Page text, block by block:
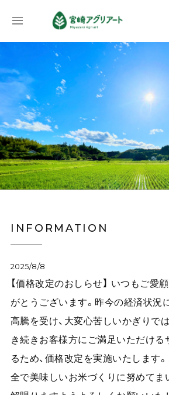
INFORMATION
2025/8/8
【価格改定のおしらせ】 いつもご愛
がとうございます。昨今の経済状況
高騰を受け、大変心苦しいかぎりで
き続きお客様方にご満足いただける
るため、価格改定を実施いたします
全で美味しいお米づくりに努めてま